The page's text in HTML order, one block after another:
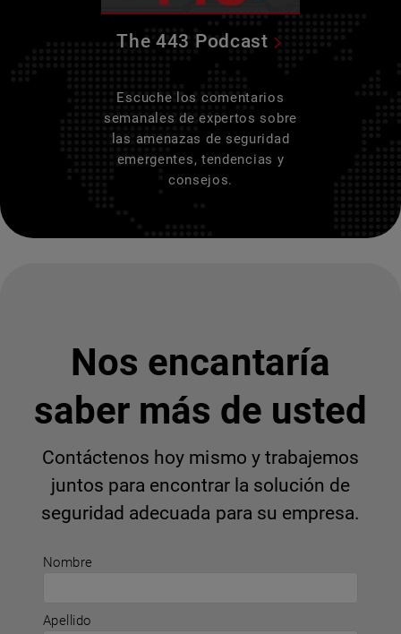
The 443 Podcast
Escuche los comentarios
semanales de expertos sobre
las amenazas de seguridad
emergentes, tendencias y
consejos.
Nombre
Apellido
Nos encantaría
saber más de usted
Contáctenos hoy mismo y trabajemos
juntos para encontrar la solución de
seguridad adecuada para su empresa.